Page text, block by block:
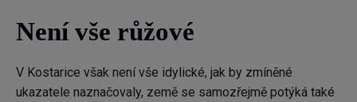
Není vše růžové
V Kostarice však není vše idylické, jak by zmíněné
ukazatele naznačovaly, země se samozřejmě potýká také